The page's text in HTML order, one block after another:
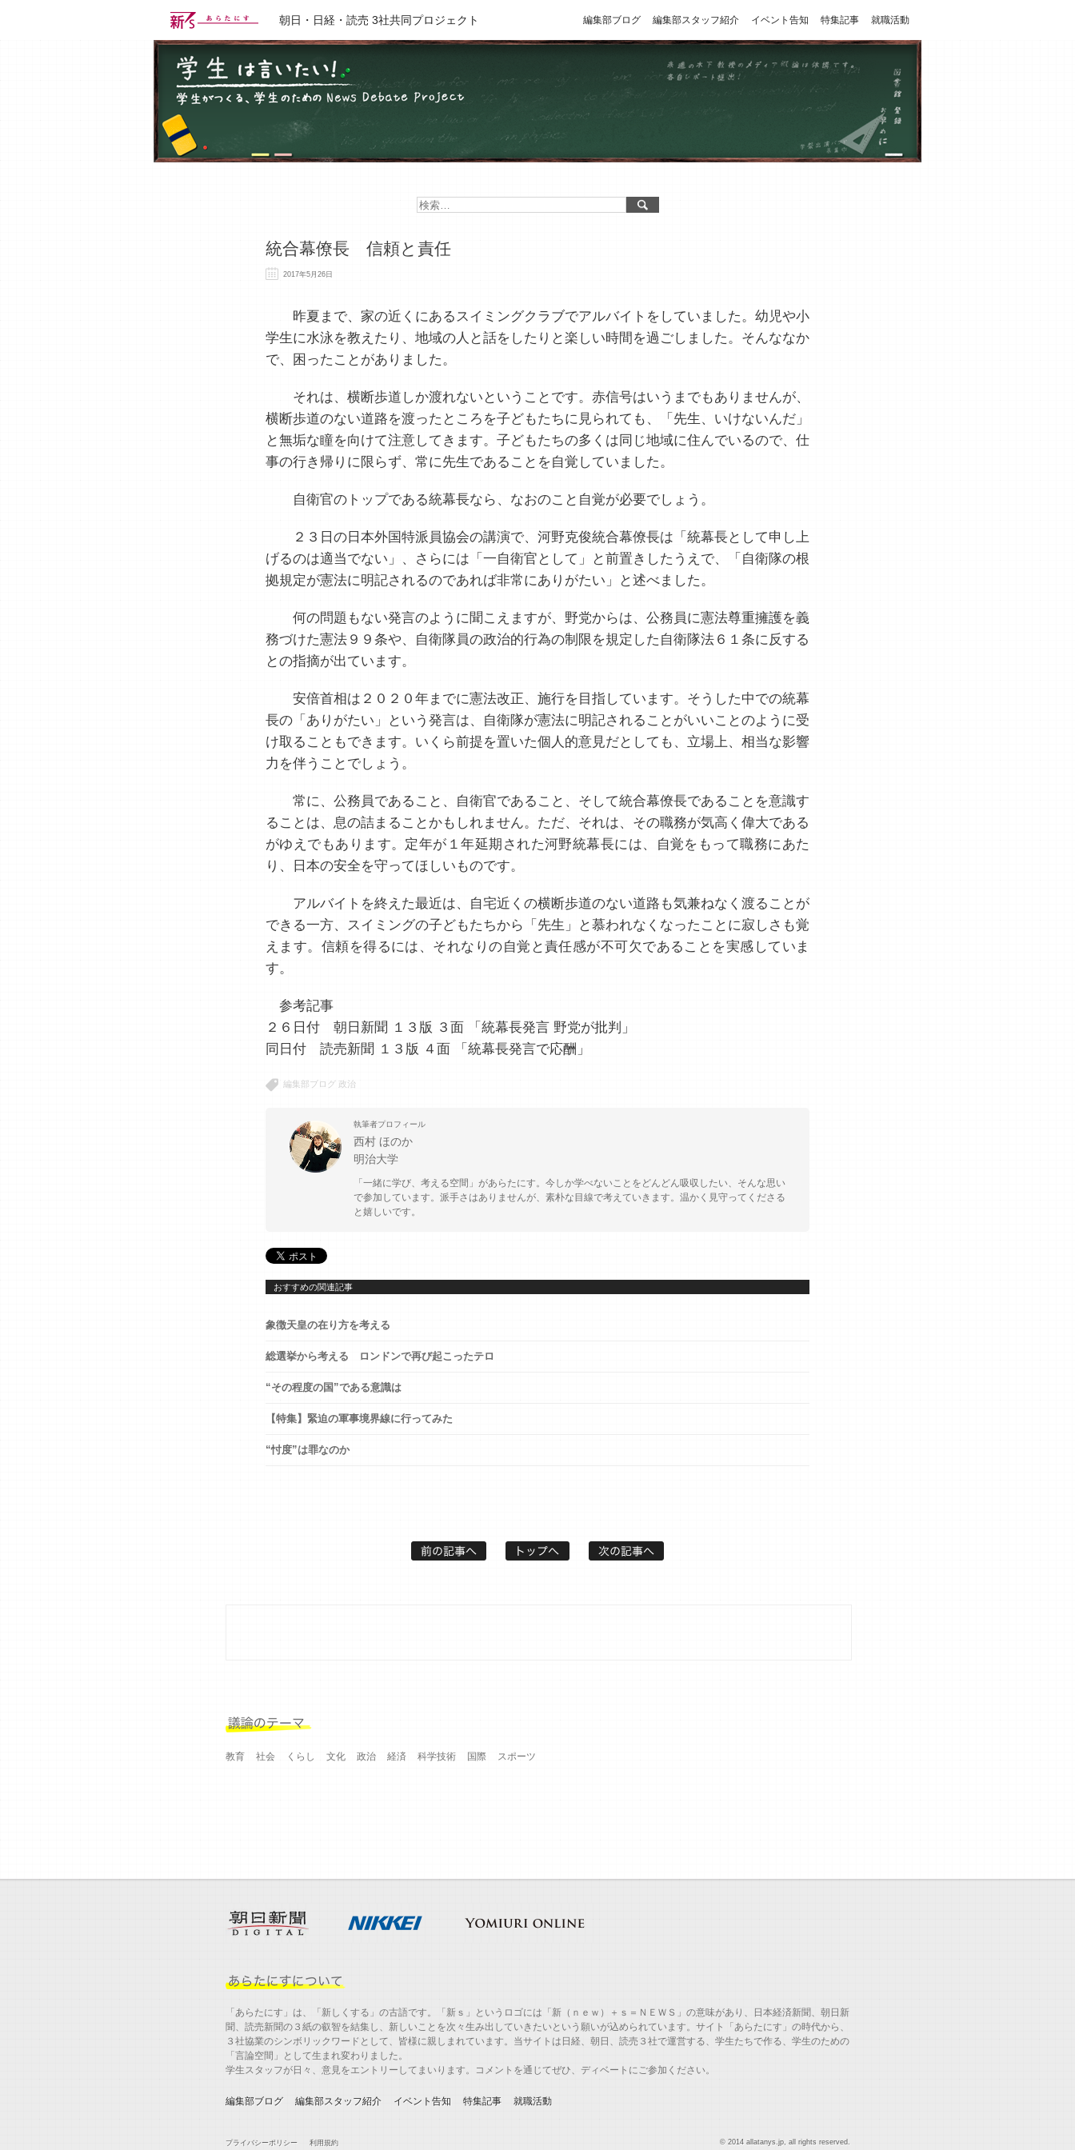
朝日・日経・読売 3社共同プロジェクト 編集部ブログ 編集部スタッフ紹介 イベント告知 特集記事 就職活動
統合幕僚長 信頼と責任
2017年5月26日
昨夏まで、家の近くにあるスイミングクラブでアルバイトをしていました。幼児や小
学生に水泳を教えたり、地域の人と話をしたりと楽しい時間を過ごしました。そんななか
で、困ったことがありました。
それは、横断歩道しか渡れないということです。赤信号はいうまでもありませんが、
横断歩道のない道路を渡ったところを子どもたちに見られても、「先生、いけないんだ」
と無垢な瞳を向けて注意してきます。子どもたちの多くは同じ地域に住んでいるので、仕
事の行き帰りに限らず、常に先生であることを自覚していました。
自衛官のトップである統幕長なら、なおのこと自覚が必要でしょう。
２３日の日本外国特派員協会の講演で、河野克俊統合幕僚長は「統幕長として申し上
げるのは適当でない」、さらには「一自衛官として」と前置きしたうえで、「自衛隊の根
拠規定が憲法に明記されるのであれば非常にありがたい」と述べました。
何の問題もない発言のように聞こえますが、野党からは、公務員に憲法尊重擁護を義
務づけた憲法９９条や、自衛隊員の政治的行為の制限を規定した自衛隊法６１条に反する
との指摘が出ています。
安倍首相は２０２０年までに憲法改正、施行を目指しています。そうした中での統幕
長の「ありがたい」という発言は、自衛隊が憲法に明記されることがいいことのように受
け取ることもできます。いくら前提を置いた個人的意見だとしても、立場上、相当な影響
力を伴うことでしょう。
常に、公務員であること、自衛官であること、そして統合幕僚長であることを意識す
ることは、息の詰まることかもしれません。ただ、それは、その職務が気高く偉大である
がゆえでもあります。定年が１年延期された河野統幕長には、自覚をもって職務にあた
り、日本の安全を守ってほしいものです。
アルバイトを終えた最近は、自宅近くの横断歩道のない道路も気兼ねなく渡ることが
できる一方、スイミングの子どもたちから「先生」と慕われなくなったことに寂しさも覚
えます。信頼を得るには、それなりの自覚と責任感が不可欠であることを実感していま
す。
参考記事
２６日付 朝日新聞 １３版 ３面 「統幕長発言 野党が批判」
同日付 読売新聞 １３版 ４面 「統幕長発言で応酬」
編集部ブログ 政治
執筆者プロフィール
西村 ほのか
明治大学
「一緒に学び、考える空間」があらたにす。今しか学べないことをどんどん吸収したい、そんな思い
で参加しています。派手さはありませんが、素朴な目線で考えていきます。温かく見守ってくださる
と嬉しいです。
おすすめの関連記事
象徴天皇の在り方を考える
総選挙から考える ロンドンで再び起こったテロ
“その程度の国”である意識は
【特集】緊迫の軍事境界線に行ってみた
“忖度”は罪なのか
教育 社会 くらし 文化 政治 経済 科学技術 国際 スポーツ
「あらたにす」は、「新しくする」の古語です。「新ｓ」というロゴには「新（ｎｅｗ）＋ｓ＝ＮＥＷＳ」の意味があり、日本経済新聞、朝日新
聞、読売新聞の３紙の叡智を結集し、新しいことを次々生み出していきたいという願いが込められています。サイト「あらたにす」の時代から、
３社協業のシンボリックワードとして、皆様に親しまれています。当サイトは日経、朝日、読売３社で運営する、学生たちで作る、学生のための
「言論空間」として生まれ変わりました。
学生スタッフが日々、意見をエントリーしてまいります。コメントを通じてぜひ、ディベートにご参加ください。
編集部ブログ 編集部スタッフ紹介 イベント告知 特集記事 就職活動
プライバシーポリシー 利用規約 © 2014 allatanys.jp, all rights reserved.